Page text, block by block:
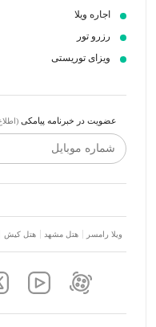
اجاره ویلا
رزرو تور
ویزای توریستی
عضویت در خبرنامه پیامکی
شماره موبایل
ویلا رامسر هتل مشهد هتل کیش